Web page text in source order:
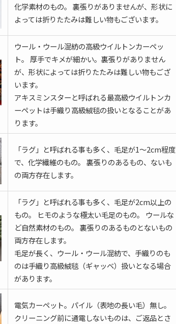
化学素材のもの。 裏張りがありませんが、形状に
よっては折りたたみは難しい物もございます。
ウール・ウール混紡の高級ウイルトンカーペッ
ト。 厚手でキメが細かい。裏張りがありません
が、形状によっては折りたたみは難しい物もござ
います。
アキスミンスターと呼ばれる最高級ウイルトンカ
ーペットは手織り高級絨毯の扱いとなることがあ
ります。
「ラグ」と呼ばれる事も多く、毛足が1～2cm程度
で、化学繊維のもの。 裏張りのあるもの、ないも
の両方存在します。
「ラグ」と呼ばれる事も多く、毛足が2cm以上の
もの。 ヒモのような極太い毛足のもの。 ウールな
ど自然素材のもの。 裏張りのあるものとないもの
両方存在します。
毛足が長く、ウール・ウール混紡で、手織りのも
のは手織り高級絨毯（ギャッベ）扱いとなる場合
があります。
電気カーペット。パイル（表地の長い毛）無し。
クリーニング前に通電しないものは、ご返品とさ